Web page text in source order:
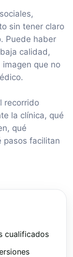
sin tener claro
Puede haber
calidad,
que no
recorrido
la clínica, qué
qué
pasos facilitan
cualificados